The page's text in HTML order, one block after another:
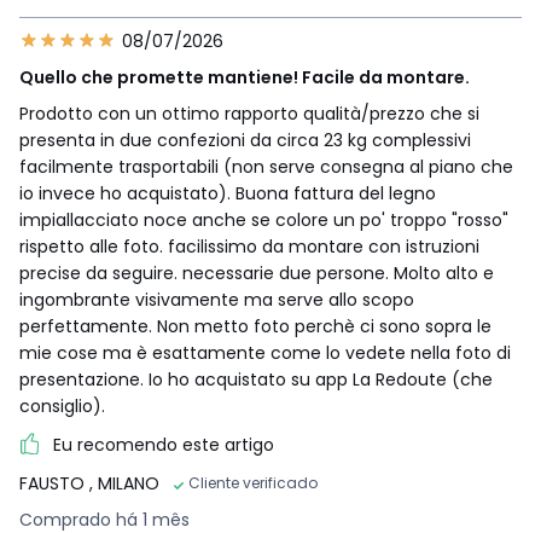
08/07/2026
Quello che promette mantiene! Facile da montare.
Prodotto con un ottimo rapporto qualità/prezzo che si
presenta in due confezioni da circa 23 kg complessivi
facilmente trasportabili (non serve consegna al piano che
io invece ho acquistato). Buona fattura del legno
impiallacciato noce anche se colore un po' troppo "rosso"
rispetto alle foto. facilissimo da montare con istruzioni
precise da seguire. necessarie due persone. Molto alto e
ingombrante visivamente ma serve allo scopo
perfettamente. Non metto foto perchè ci sono sopra le
mie cose ma è esattamente come lo vedete nella foto di
presentazione. Io ho acquistato su app La Redoute (che
consiglio).
Eu recomendo este artigo
FAUSTO , MILANO Cliente verificado
Comprado há 1 mês